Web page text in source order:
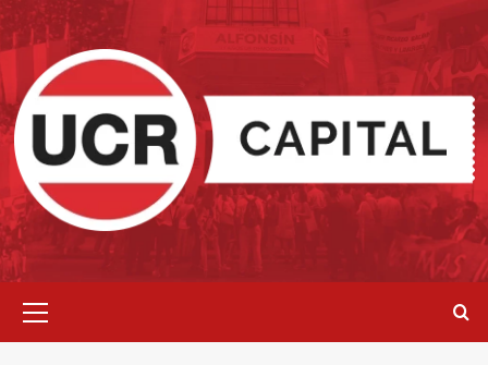
Saltar
al
contenido
primario